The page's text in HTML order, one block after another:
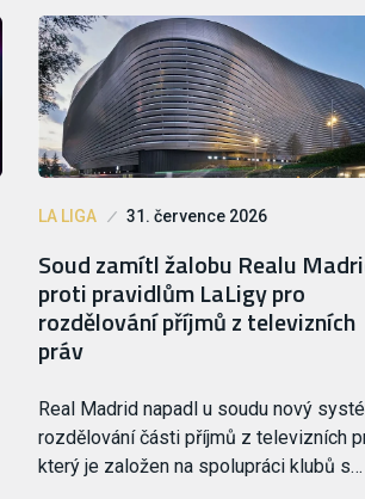
LA LIGA 31. července 2026
Soud zamítl žalobu Realu
proti pravidlům LaLigy pro
rozdělování příjmů z televizních
práv
Real Madrid napadl u soudu nový
rozdělování části příjmů z televizních
který je založen na spolupráci klubů s…